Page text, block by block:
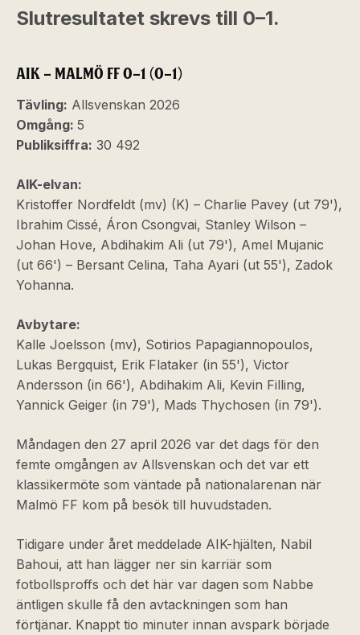
Slutresultatet skrevs till 0–1.
AIK – MALMÖ FF 0–1 (0–1)
Tävling: Allsvenskan 2026
Omgång: 5
Publiksiffra: 30 492
AIK-elvan:
Kristoffer Nordfeldt (mv) (K) – Charlie Pavey (ut 79'),
Ibrahim Cissé, Áron Csongvai, Stanley Wilson –
Johan Hove, Abdihakim Ali (ut 79'), Amel Mujanic
(ut 66') – Bersant Celina, Taha Ayari (ut 55'), Zadok
Yohanna.
Avbytare:
Kalle Joelsson (mv), Sotirios Papagiannopoulos,
Lukas Bergquist, Erik Flataker (in 55'), Victor
Andersson (in 66'), Abdihakim Ali, Kevin Filling,
Yannick Geiger (in 79'), Mads Thychosen (in 79').
Måndagen den 27 april 2026 var det dags för den
femte omgången av Allsvenskan och det var ett
klassikermöte som väntade på nationalarenan när
Malmö FF kom på besök till huvudstaden.
Tidigare under året meddelade AIK-hjälten, Nabil
Bahoui, att han lägger ner sin karriär som
fotbollsproffs och det här var dagen som Nabbe
äntligen skulle få den avtackningen som han
förtjänar. Knappt tio minuter innan avspark började